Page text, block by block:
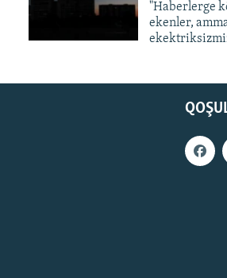
"Haberlerge
ekenler,